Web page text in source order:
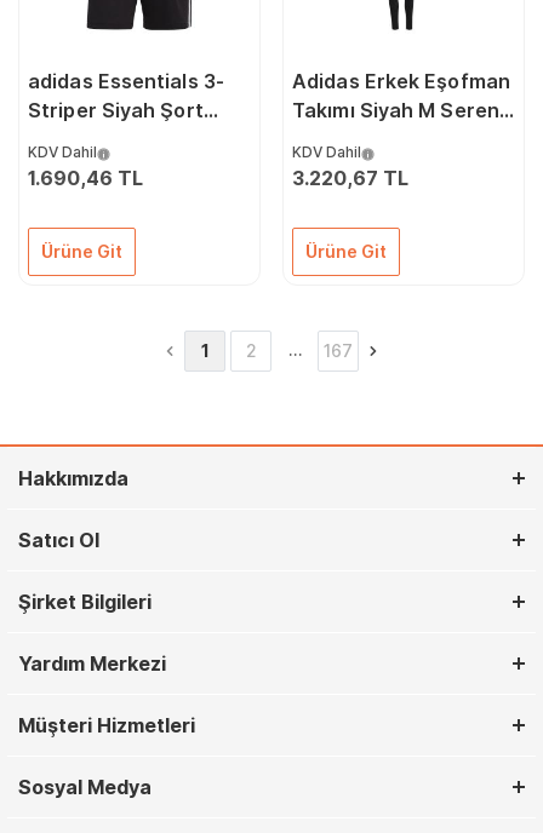
adidas Essentials 3-
Striper Siyah Şort
KDV Dahil
1.690,46 TL
Ürüne Git
Adidas Erkek Eşofman
Takımı Siyah M Sereno
KDV Dahil
3.220,67 TL
Ürüne Git
1 2 … 167
Hakkımızda
Satıcı Ol
Şirket Bilgileri
Yardım Merkezi
Müşteri Hizmetleri
Sosyal Medya